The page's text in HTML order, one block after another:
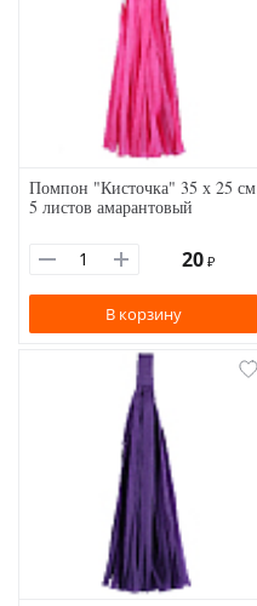
Помпон "Кисточка" 35 х 25 см
5 листов амарантовый
20 ₽
В корзину